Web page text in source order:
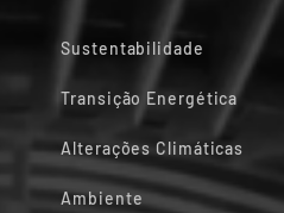
Sustentabilidade
Transição Energética
Alterações Climáticas
Ambiente